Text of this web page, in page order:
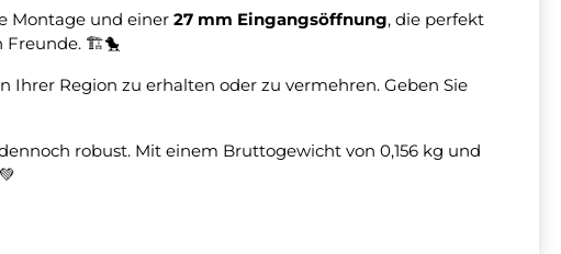
Montage und einer 27 mm Eingangsöffnung, die perfekt
Freunde. 🏗️🐤
Region zu erhalten oder zu vermehren. Geben Sie
robust. Mit einem Bruttogewicht von 0,156 kg und